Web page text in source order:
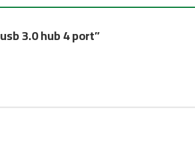
3.0 hub 4 port”